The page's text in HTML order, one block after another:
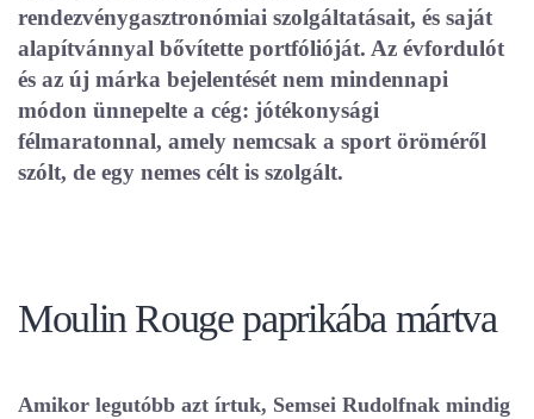
rendezvénygasztronómiai szolgáltatásait, és saját
alapítvánnyal bővítette portfólióját. Az évfordulót
és az új márka bejelentését nem mindennapi
módon ünnepelte a cég: jótékonysági
félmaratonnal, amely nemcsak a sport öröméről
szólt, de egy nemes célt is szolgált.
Moulin Rouge paprikába mártva
Amikor legutóbb azt írtuk, Semsei Rudolfnak mindig